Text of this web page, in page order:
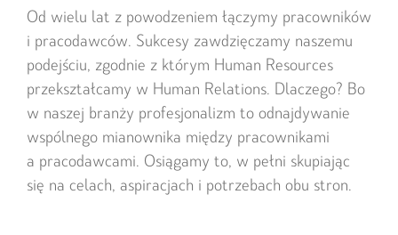
Od wielu lat z powodzeniem łączymy pracowników
i pracodawców. Sukcesy zawdzięczamy naszemu
podejściu, zgodnie z którym Human Resources
przekształcamy w Human Relations. Dlaczego? Bo
w naszej branży profesjonalizm to odnajdywanie
wspólnego mianownika między pracownikami
a pracodawcami. Osiągamy to, w pełni skupiając
się na celach, aspiracjach i potrzebach obu stron.